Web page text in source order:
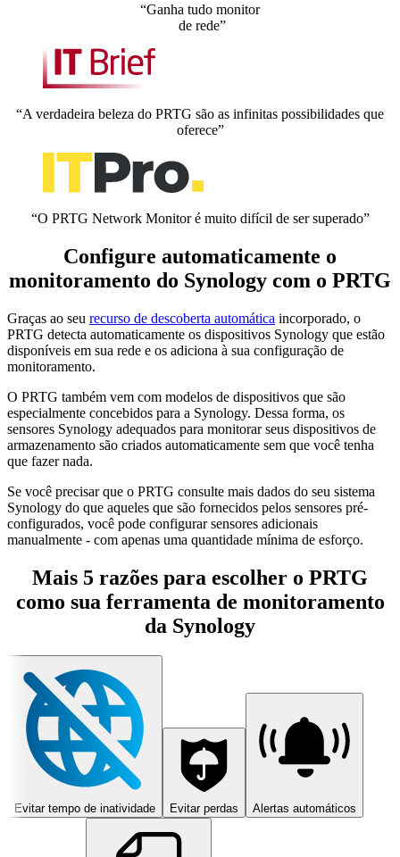
“Ganha tudo monitor
de rede”
“A verdadeira beleza do PRTG são as infinitas possibilidades que
oferece”
“O PRTG Network Monitor é muito difícil de ser superado”
Configure automaticamente o
monitoramento do Synology com o PRTG
Graças ao seu recurso de descoberta automática incorporado, o
PRTG detecta automaticamente os dispositivos Synology que estão
disponíveis em sua rede e os adiciona à sua configuração de
monitoramento.
O PRTG também vem com modelos de dispositivos que são
especialmente concebidos para a Synology. Dessa forma, os
sensores Synology adequados para monitorar seus dispositivos de
armazenamento são criados automaticamente sem que você tenha
que fazer nada.
Se você precisar que o PRTG consulte mais dados do seu sistema
Synology do que aqueles que são fornecidos pelos sensores pré-
configurados, você pode configurar sensores adicionais
manualmente - com apenas uma quantidade mínima de esforço.
Mais 5 razões para escolher o PRTG
como sua ferramenta de monitoramento
da Synology
Evitar tempo de inatividade Evitar perdas Alertas automáticos